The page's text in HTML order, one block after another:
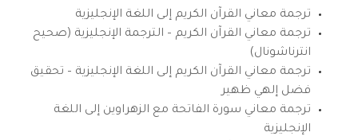
ترجمة معاني القرآن الكريم إلى اللغة الإنجليزية
ترجمة معاني القرآن الكريم – الترجمة الإنجليزية (صحيح
انترناشونال)
ترجمة معاني القرآن الكريم إلى اللغة الإنجليزية – تحقيق
فضل إلهي ظهير
ترجمة معاني سورة الفاتحة مع الزهراوين إلى اللغة
الإنجليزية